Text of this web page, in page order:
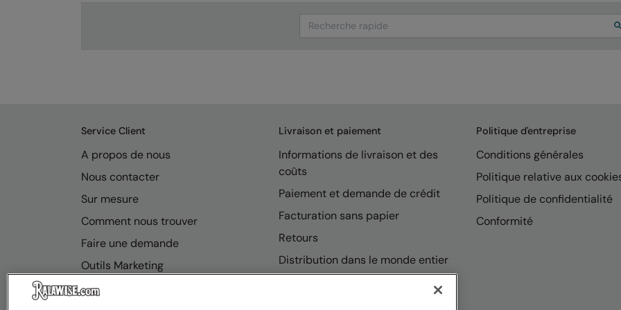
Search
Service Client
A propos de nous
Nous contacter
Sur mesure
Comment nous trouver
Faire une demande
Outils Marketing
FAQ
Livraison et paiement
Informations de livraison et des
coûts
Paiement et demande de crédit
Facturation sans papier
Retours
Distribution dans le monde entier
Politique d'entreprise
Conditions générales
Politique relative aux
Politique de confidentialité
Conformité